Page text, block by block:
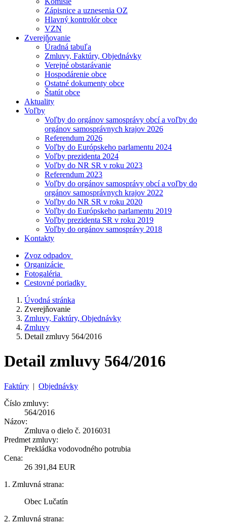
Zápisnice a uznesenia OZ
Hlavný kontrolór obce
VZN
Zverejňovanie
Úradná tabuľa
Zmluvy, Faktúry, Objednávky
Verejné obstarávanie
Hospodárenie obce
Ostatné dokumenty obce
Štatút obce
Aktuality
Voľby
Voľby do orgánov samosprávy obcí a voľby do
orgánov samosprávnych krajov 2026
Referendum 2026
Voľby do Európskeho parlamentu 2024
Voľby prezidenta 2024
Voľby do NR SR v roku 2023
Referendum 2023
Voľby do orgánov samosprávy obcí a voľby do
orgánov samosprávnych krajov 2022
Voľby do NR SR v roku 2020
Voľby do Európskeho parlamentu 2019
Voľby prezidenta SR v roku 2019
Voľby do orgánov samosprávy 2018
Kontakty
Zvoz odpadov
Organizácie
Fotogaléria
Cestovné poriadky
Úvodná stránka
Zverejňovanie
Zmluvy, Faktúry, Objednávky
Zmluvy
Detail zmluvy 564/2016
Detail zmluvy 564/2016
Faktúry | Objednávky
Číslo zmluvy:
564/2016
Názov:
Zmluva o dielo č. 2016031
Predmet zmluvy:
Prekládka vodovodného potrubia
Cena:
26 391,84 EUR
1. Zmluvná strana:
Obec Lučatín
2. Zmluvná strana: